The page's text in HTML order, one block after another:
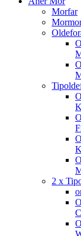
Morfar
2 x